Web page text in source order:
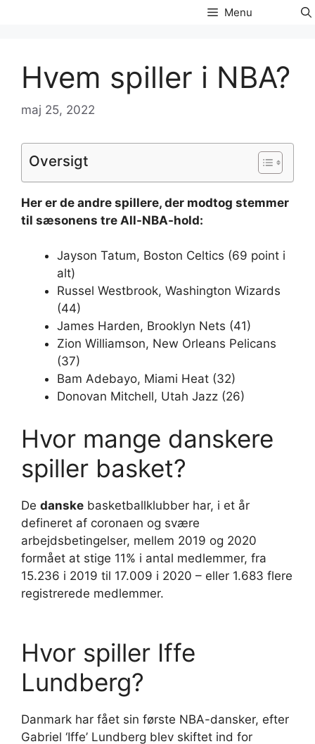
Menu
Hvem spiller i NBA?
maj 25, 2022
Oversigt
Her er de andre spillere, der modtog stemmer
til sæsonens tre All-NBA-hold:
Jayson Tatum, Boston Celtics (69 point i
alt)
Russel Westbrook, Washington Wizards
(44)
James Harden, Brooklyn Nets (41)
Zion Williamson, New Orleans Pelicans
(37)
Bam Adebayo, Miami Heat (32)
Donovan Mitchell, Utah Jazz (26)
Hvor mange danskere
spiller basket?
De danske basketballklubber har, i et år
defineret af coronaen og svære
arbejdsbetingelser, mellem 2019 og 2020
formået at stige 11% i antal medlemmer, fra
15.236 i 2019 til 17.009 i 2020 – eller 1.683 flere
registrerede medlemmer.
Hvor spiller Iffe
Lundberg?
Danmark har fået sin første NBA-dansker, efter
Gabriel ‘Iffe’ Lundberg blev skiftet ind for